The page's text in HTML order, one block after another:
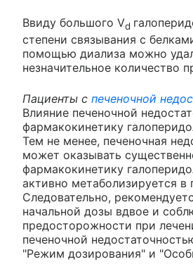
Ввиду большого Vd
степени связывания с
помощью диализа можно
незначительное количество
Пациенты с печеночной
Влияние печеночной
фармакокинетику
Тем не менее, печеночная
может оказывать
фармакокинетику
активно метаболизируется в
Следовательно,
начальной дозы вдвое и
предосторожности при
печеночной
"Режим дозирования" и